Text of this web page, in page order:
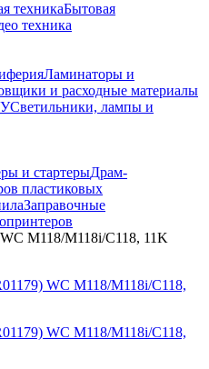
техникаБытовая
техника
Ламинаторы и
и расходные материалы
Светильники, лампы и
и стартерыДрам-
пластиковых
Заправочные
M118/M118i/C118, 11K